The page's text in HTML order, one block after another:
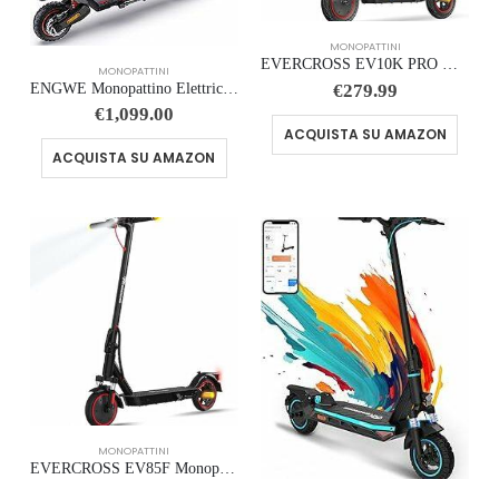
MONOPATTINI
ENGWE Monopattino Elettrico Pieghevole con Batteria da 52 V 22.5 Ah, NFC e Bluetooth, Navigazione Intelligente, Autonomia …
€1,099.00
ACQUISTA SU AMAZON
MONOPATTINI
€279.99
ACQUISTA SU AMAZON
MONOPATTINI
EVERCROSS EV85F Monopattino Elettrico Adulto, 8,5” Scooter Elettrico Pieghevole – APP, Motore da 350W, Batteria da 7,8AH,…